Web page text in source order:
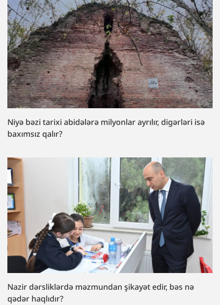
Niyə bəzi tarixi abidələrə milyonlar ayrılır, digərləri isə
baxımsız qalır?
Nazir dərsliklərdə məzmundan şikayət edir, bəs nə
qədər haqlıdır?